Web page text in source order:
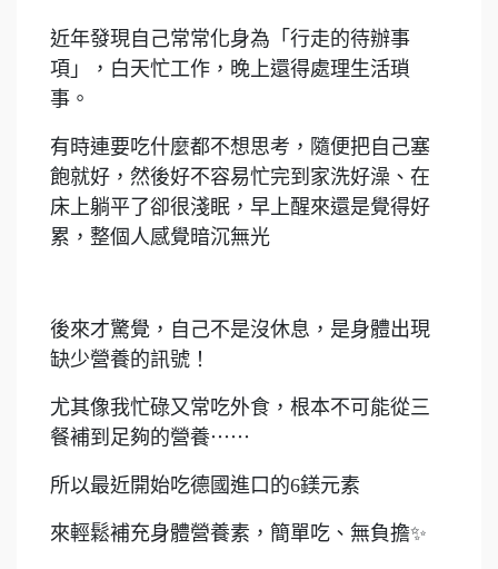
近年發現自己常常化身為「行走的待辦事
項」，白天忙工作，晚上還得處理生活瑣
事。
有時連要吃什麼都不想思考，隨便把自己塞
飽就好，然後好不容易忙完到家洗好澡、在
床上躺平了卻很淺眠，早上醒來還是覺得好
累，整個人感覺暗沉無光
後來才驚覺，自己不是沒休息，是身體出現
缺少營養的訊號！
尤其像我忙碌又常吃外食，根本不可能從三
餐補到足夠的營養⋯⋯
所以最近開始吃德國進口的6鎂元素
來輕鬆補充身體營養素，簡單吃、無負擔✨